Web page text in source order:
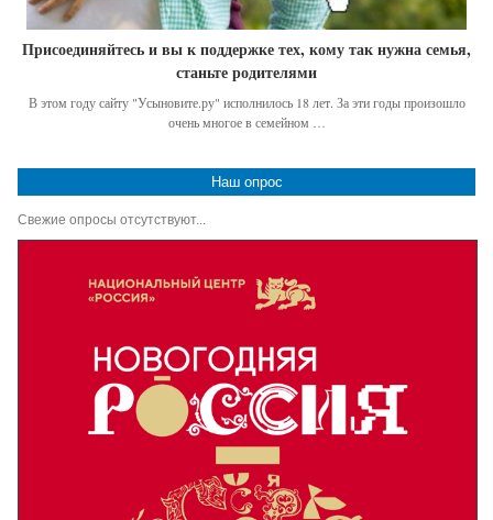
Присоединяйтесь и вы к поддержке тех, кому так нужна семья,
станьте родителями
В этом году сайту "Усыновите.ру" исполнилось 18 лет. За эти годы произошло
очень многое в семейном …
Наш опрос
Свежие опросы отсутствуют...